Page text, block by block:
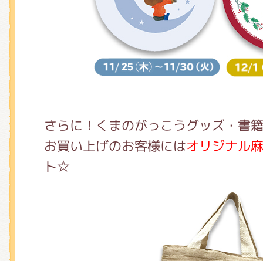
さらに！くまのがっこうグッズ・書
お買い上げのお客様にはオリジナル
ト☆